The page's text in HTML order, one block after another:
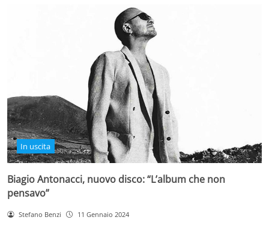
In uscita
Biagio Antonacci, nuovo disco: “L’album che non
pensavo”
Stefano Benzi 11 Gennaio 2024